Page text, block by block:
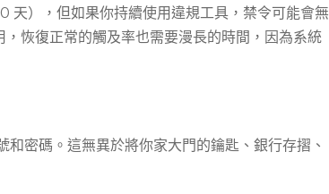
天），但如果你持續使用違規工具，禁令可能會無
恢復正常的觸及率也需要漫長的時間，因為系統
密碼。這無異於將你家大門的鑰匙、銀行存摺、